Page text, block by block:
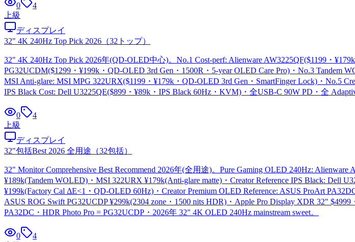
0
4
上級
ディスプレイ
32" 4K 240Hz Top Pick 2026 （32トップ）
32" 4K 240Hz Top Pick 2026年(QD-OLED中心)。No.1 Cost-perf: Alienware AW3225QF($1199・
PG32UCDM($1299・¥199k・QD-OLED 3rd Gen・1500R・5-year OLED Care Pro)・No.3 Tandem
MSI Anti-glare: MSI MPG 322URX($1199・¥179k・QD-OLED 3rd Gen・SmartFinger Lock)・No.5
IPS Black Cost: Dell U3225QE($899・¥89k・IPS Black 60Hz・KVM)・全USB-C 90W PD・全
0
4
上級
ディスプレイ
32"包括Best 2026 全用途 （32包括）
32" Monitor Comprehensive Best Recommend 2026年(全用途)。Pure Gaming OLED 240Hz:
¥189k(Tandem WOLED)・MSI 322URX ¥179k(Anti-glare matte)・Creator Reference IPS Black: Dell
¥199k(Factory Cal ΔE<1・QD-OLED 60Hz)・Creator Premium OLED Reference: ASUS ProArt
ASUS ROG Swift PG32UCDP ¥299k(2304 zone・1500 nits HDR)・Apple Pro Display XDR 32"
PA32DC・HDR Photo Pro = PG32UCDP・2026年 32" 4K OLED 240Hz mainstream sweet。
0
4